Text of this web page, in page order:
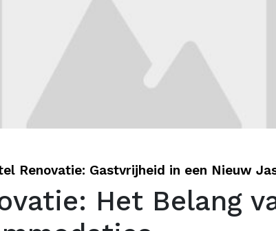
Renovatie: Gastvrijheid in een Nieuw
Het Belang